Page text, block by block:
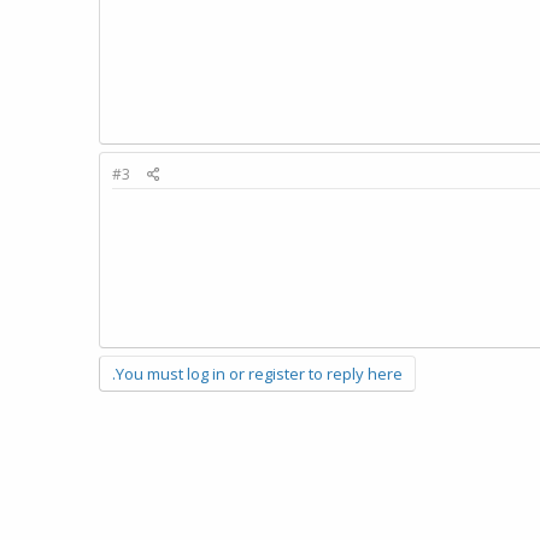
#3
You must log in or register to reply here.